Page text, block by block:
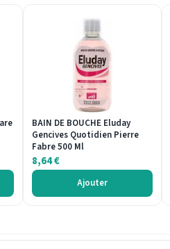
BAIN DE BOUCHE Eluday
Gencives Quotidien Pierre
Fabre 500 Ml
8,64€
Ajouter